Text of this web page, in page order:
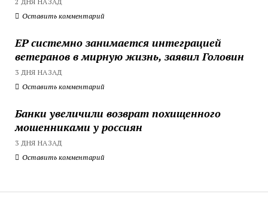
Оставить комментарий
ЕР системно занимается интеграцией
ветеранов в мирную жизнь, заявил Головин
3 ДНЯ НАЗАД
Оставить комментарий
Банки увеличили возврат похищенного
мошенниками у россиян
3 ДНЯ НАЗАД
Оставить комментарий